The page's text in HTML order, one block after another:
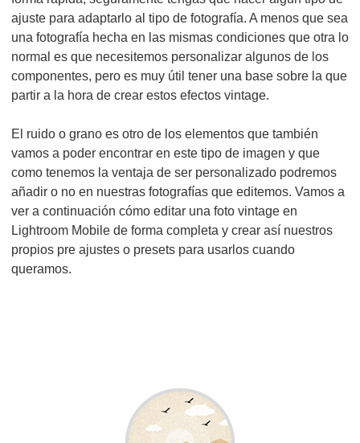
ajuste para adaptarlo al tipo de fotografía. A menos que sea
una fotografía hecha en las mismas condiciones que otra lo
normal es que necesitemos personalizar algunos de los
componentes, pero es muy útil tener una base sobre la que
partir a la hora de crear estos efectos vintage.
El ruido o grano es otro de los elementos que también
vamos a poder encontrar en este tipo de imagen y que
como tenemos la ventaja de ser personalizado podremos
añadir o no en nuestras fotografías que editemos. Vamos a
ver a continuación cómo editar una foto vintage en
Lightroom Mobile de forma completa y crear así nuestros
propios pre ajustes o presets para usarlos cuando
queramos.